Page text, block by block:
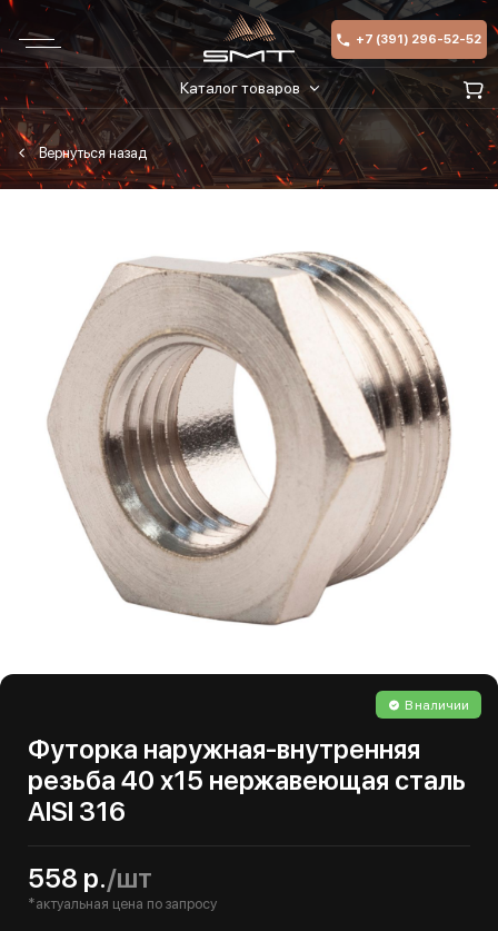
+7 (391) 296-52-52
Каталог товаров
В наличии
Футорка наружная-внутренняя
резьба 40 х15 нержавеющая сталь
AISI 316
558 р./шт
*актуальная цена по запросу